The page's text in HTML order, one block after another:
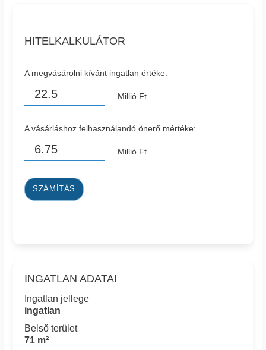
HITELKALKULÁTOR
A megvásárolni kívánt ingatlan értéke:
Millió Ft
A vásárláshoz felhasználandó önerő mértéke:
Millió Ft
SZÁMÍTÁS
INGATLAN ADATAI
Ingatlan jellege
ingatlan
Belső terület
71 m²